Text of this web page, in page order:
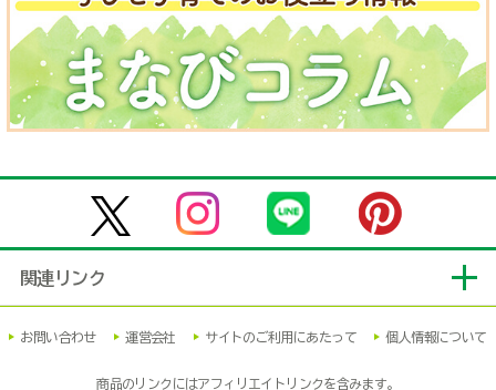
関連リンク
お問い合わせ 運営会社 サイトのご利用にあたって 個人情報について
商品のリンクにはアフィリエイトリンクを含みます。